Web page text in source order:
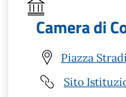
Camera di
Piazza
Sito